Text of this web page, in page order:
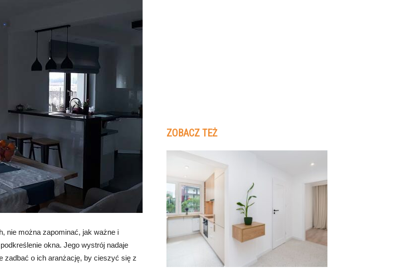
nie można zapominać, jak ważne i
okna. Jego wystrój nadaje
zadbać o ich aranżację, by cieszyć się z
ZOBACZ TEŻ